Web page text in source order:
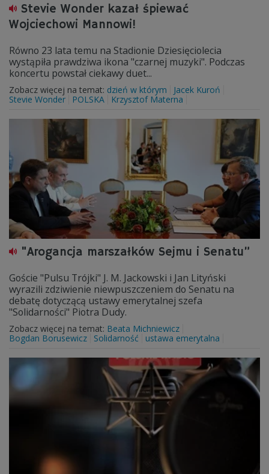
Stevie Wonder kazał śpiewać
Wojciechowi Mannowi!
Równo 23 lata temu na Stadionie Dziesięciolecia
wystąpiła prawdziwa ikona "czarnej muzyki". Podczas
koncertu powstał ciekawy duet...
Zobacz więcej na temat: dzień w którym
Jacek Kuroń
Stevie Wonder
POLSKA Krzysztof Materna
"Arogancja marszałków Sejmu i Senatu”
Goście "Pulsu Trójki" J. M. Jackowski i Jan Lityński
wyrazili zdziwienie niewpuszczeniem do Senatu na
debatę dotyczącą ustawy emerytalnej szefa
"Solidarności" Piotra Dudy.
Zobacz więcej na temat: Beata Michniewicz
Bogdan Borusewicz
Solidarność ustawa emerytalna